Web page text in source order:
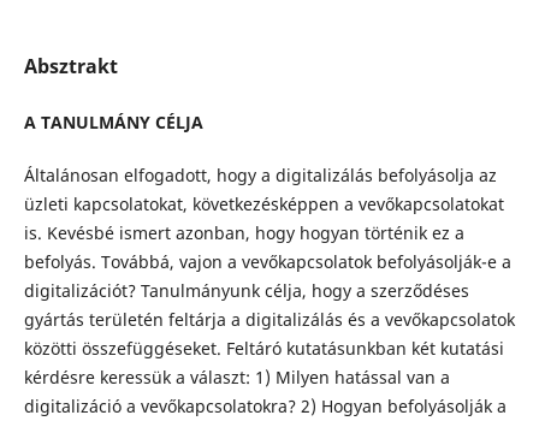
Absztrakt
A TANULMÁNY CÉLJA
Általánosan elfogadott, hogy a digitalizálás befolyásolja az
üzleti kapcsolatokat, következésképpen a vevőkapcsolatokat
is. Kevésbé ismert azonban, hogy hogyan történik ez a
befolyás. Továbbá, vajon a vevőkapcsolatok befolyásolják-e a
digitalizációt? Tanulmányunk célja, hogy a szerződéses
gyártás területén feltárja a digitalizálás és a vevőkapcsolatok
közötti összefüggéseket. Feltáró kutatásunkban két kutatási
kérdésre keressük a választ: 1) Milyen hatással van a
digitalizáció a vevőkapcsolatokra? 2) Hogyan befolyásolják a